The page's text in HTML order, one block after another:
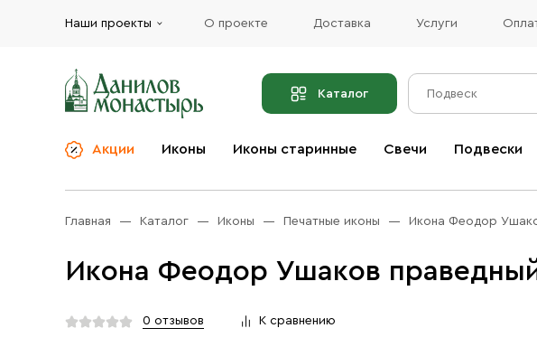
Наши проекты О проекте Доставка Услуги
Каталог
Акции Иконы Иконы старинные Свечи Подвески
Церковная утварь
Иконы
Бренды
Услуги
Главная Каталог Иконы Печатные иконы Икона Феодор
Икона Феодор Ушаков
0 отзывов К сравнению